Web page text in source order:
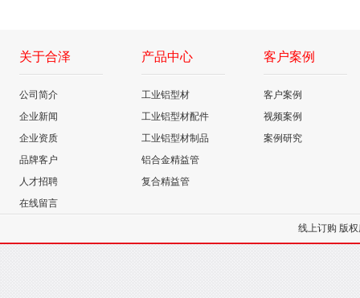
关于合泽
公司简介
企业新闻
企业资质
品牌客户
人才招聘
在线留言
产品中心
工业铝型材
工业铝型材配件
工业铝型材制品
铝合金精益管
复合精益管
客户案例
客户案例
视频案例
案例研究
线上订购 版